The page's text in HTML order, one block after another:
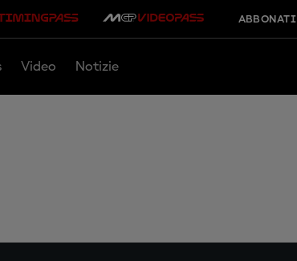
ABBONATI
Video Notizie